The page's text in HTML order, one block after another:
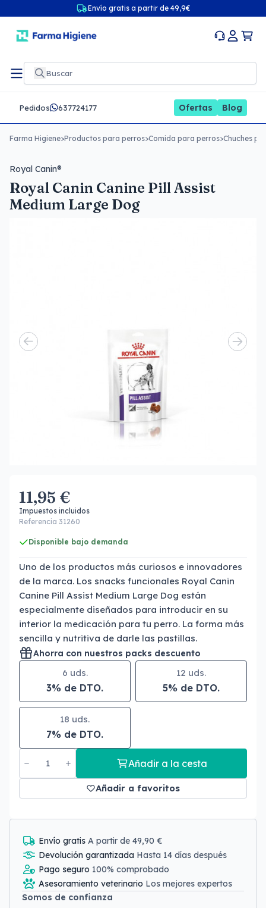
Envío gratis a partir de 49,9€
Pedidos 637724177 Ofertas Blog
Farma Higiene>Productos para perros>Comida para perros>Chuches
Royal Canin®
Royal Canin Canine Pill Assist
Medium Large Dog
11,95 €
Impuestos incluidos
Referencia 31260
Disponible bajo demanda
Uno de los productos más curiosos e innovadores
de la marca. Los snacks funcionales Royal Canin
Canine Pill Assist Medium Large Dog están
especialmente diseñados para introducir en su
interior la medicación para tu perro. La forma más
sencilla y nutritiva de darle las pastillas.
Ahorra con nuestros packs descuento
6 uds.
3% de DTO.
12 uds.
5% de DTO.
18 uds.
7% de DTO.
Añadir a la cesta
Añadir a favoritos
Envío gratis A partir de 49,90 €
Devolución garantizada Hasta 14 días después
Pago seguro 100% comprobado
Asesoramiento veterinario Los mejores expertos
Somos de confianza